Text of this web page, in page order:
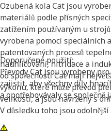
Ozubená kola Cat jsou
materiálů podle přísných
zatížením používaným u
vyrobena pomocí speciálních
patentovaných procesů
nauhličování, nitridace a
od společnosti Cat mají
výkonu, které může převod
velikosti, a jsou navrženy s
V důsledku toho jsou
provoz stroje.
Doporučené použití:
Převody Cat jsou vyrobeny
zajistit, aby všechny díly
a opotřebovávaly se společně